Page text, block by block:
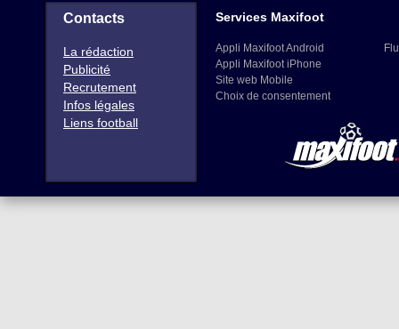
Contacts
La rédaction
Publicité
Recrutement
Infos légales
Liens football
Services Maxifoot
Appli Maxifoot Android
Appli Maxifoot iPhone
Site web Mobile
Choix de consentement